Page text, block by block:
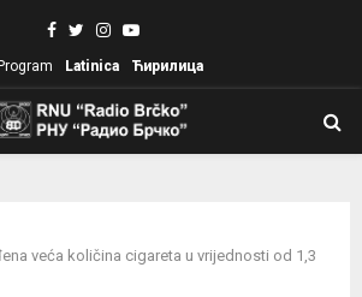
Facebook
TwitterInstagram
Youtube
Program Latinica Ћирилица
veća količina cigareta u vrijednosti od 1,3